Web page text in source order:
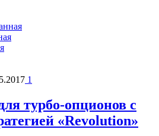
1
турбо-опционов с
«Revolution»